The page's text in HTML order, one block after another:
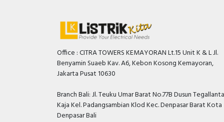
Office : CITRA TOWERS KEMAYORAN Lt.15 Unit K & L Jl.
Benyamin Suaeb Kav. A6, Kebon Kosong Kemayoran,
Jakarta Pusat 10630
Branch Bali: Jl. Teuku Umar Barat No.77B Dusun
Kaja Kel. Padangsambian Klod Kec. Denpasar Barat Kota
Denpasar Bali